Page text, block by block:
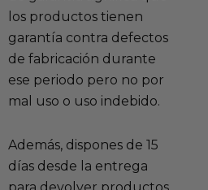
los productos tienen
garantía contra defectos
de fabricación durante
ese periodo pero no por
mal uso o uso indebido.
Además, dispones de 15
días desde la entrega
para devolver productos